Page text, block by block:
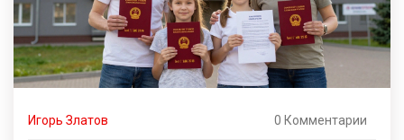
Игорь Златов 0 Комментарии